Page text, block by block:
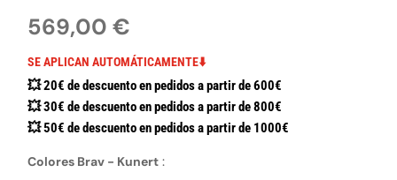
569,00€
SE APLICAN AUTOMÁTICAMENTE⬇️
💥 20€ de descuento en pedidos a partir de 600€
💥 30€ de descuento en pedidos a partir de 800€
💥 50€ de descuento en pedidos a partir de 1000€
Colores Brav - Kunert :